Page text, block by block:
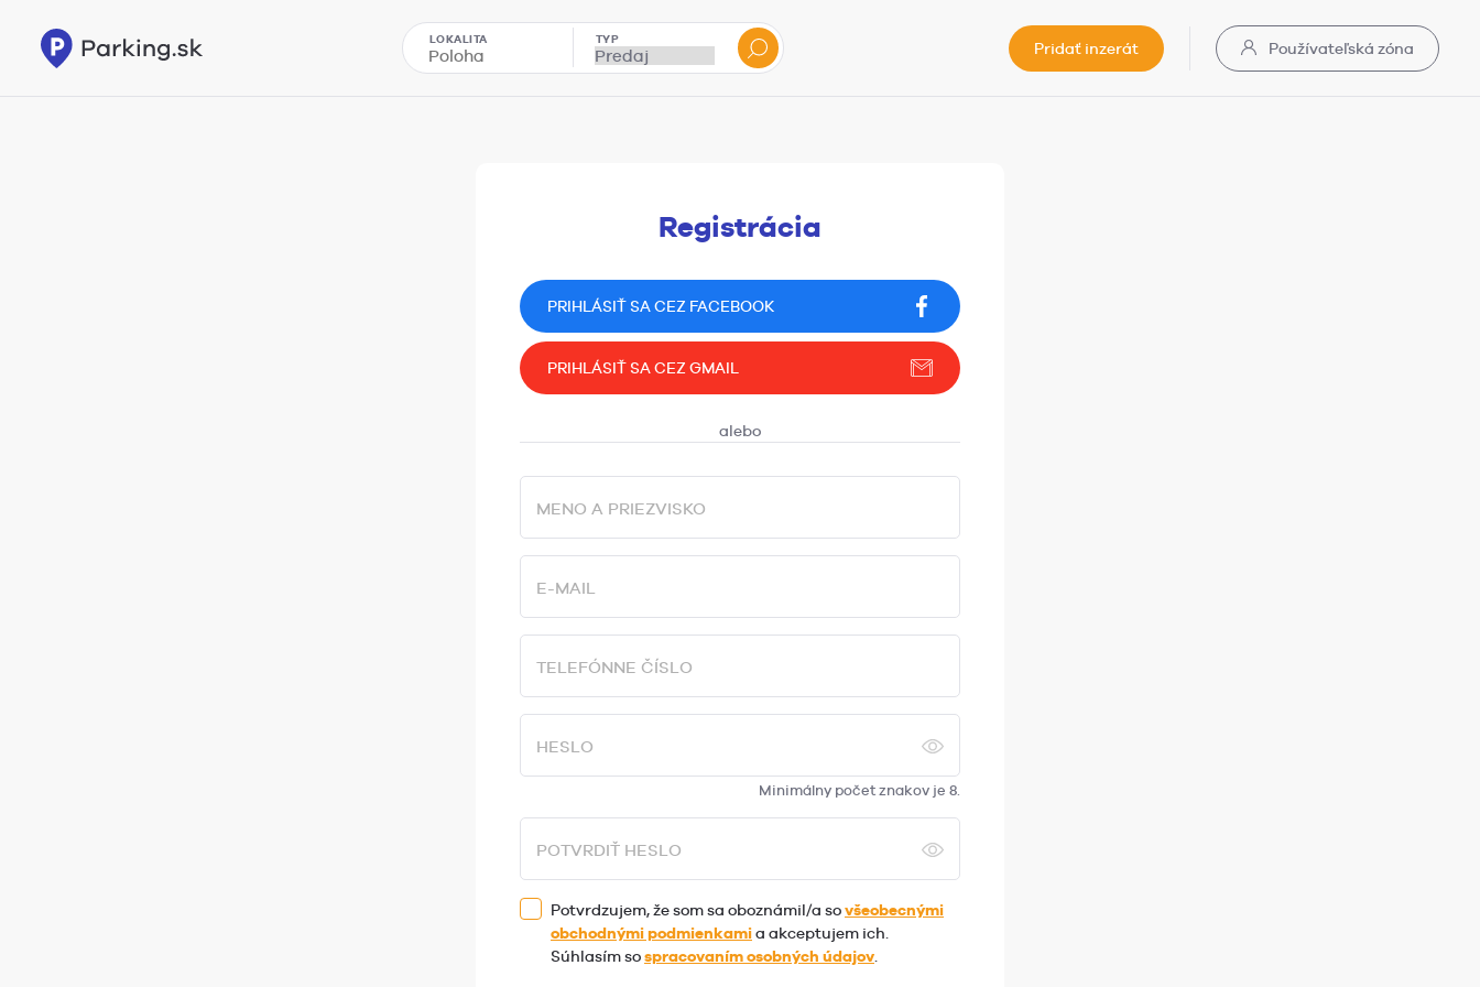
LOKALITA TYP
Pridať inzerát Používateľská zóna
Registrácia
PRIHLÁSIŤ SA CEZ FACEBOOK
PRIHLÁSIŤ SA CEZ GMAIL
MENO A PRIEZVISKO
E-MAIL
TELEFÓNNE ČÍSLO
HESLO
Minimálny počet znakov je 8.
POTVRDIŤ HESLO
Potvrdzujem, že som sa oboznámil/a sovšeobecnými
obchodnými podmienkamia akceptujem ich.
Súhlasím sospracovaním osobných údajov